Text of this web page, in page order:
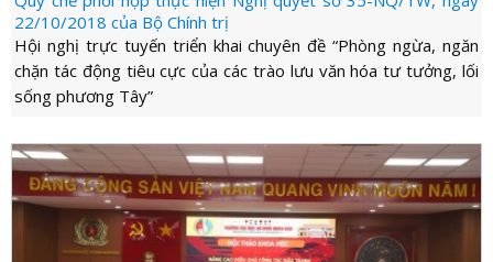
22/10/2018 của Bộ Chính trị
Hội nghị trực tuyến triển khai chuyên đề “Phòng ngừa, ngăn
chặn tác động tiêu cực của các trào lưu văn hóa tư tưởng, lối
sống phương Tây”